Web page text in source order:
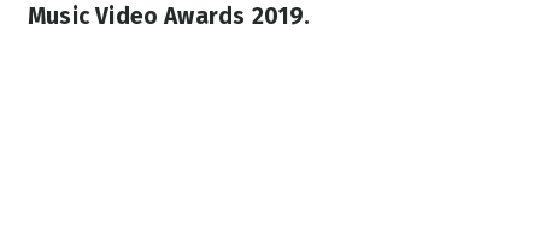
Music Video Awards 2019.